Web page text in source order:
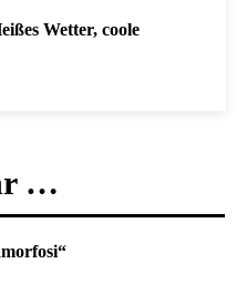
Wetter, coole
…